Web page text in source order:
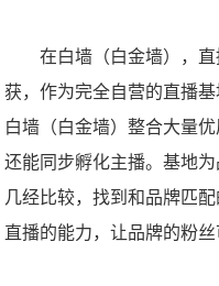
在白墙（白金墙），直
获，作为完全自营的直播
白墙（白金墙）整合大量
还能同步孵化主播。基地
几经比较，找到和品牌匹
直播的能力，让品牌的粉